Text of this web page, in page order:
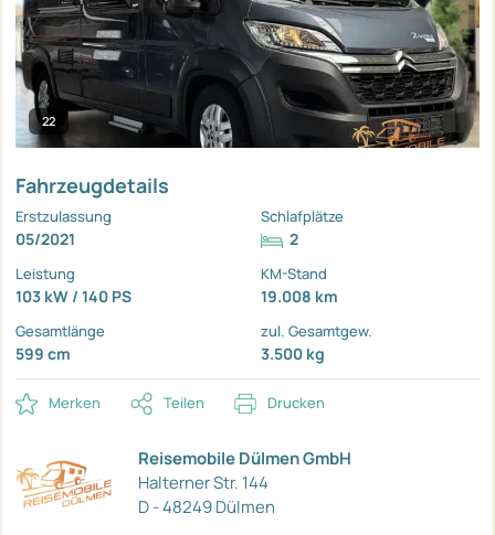
22
Fahrzeugdetails
Erstzulassung
05/2021
Schlafplätze
2
Leistung
103 kW / 140 PS
KM-Stand
19.008 km
Gesamtlänge
599 cm
zul. Gesamtgew.
3.500 kg
Merken Teilen Drucken
Reisemobile Dülmen GmbH
Halterner Str. 144
D - 48249 Dülmen